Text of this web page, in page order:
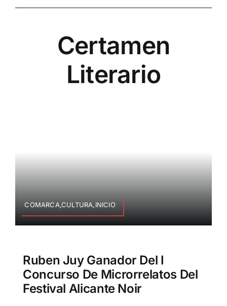
Certamen
Literario
COMARCA,CULTURA,INICIO
Ruben Juy Ganador Del I
Concurso De Microrrelatos Del
Festival Alicante Noir